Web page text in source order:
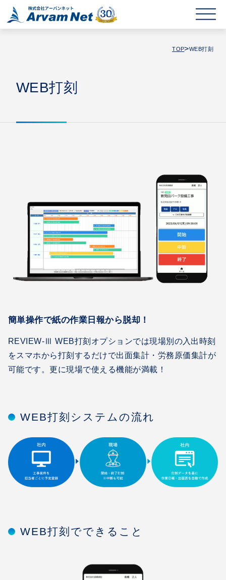
TOP>WEB打刻
WEB打刻
簡単操作で紙の作業日報から脱却！
REVIEW-Ⅲ WEB打刻オプションでは現場別の入出時刻
をスマホから打刻するだけで出面集計・労務原価集計が
可能です。更に現場で使える機能が満載！
WEB打刻システムの流れ
WEB打刻でできること